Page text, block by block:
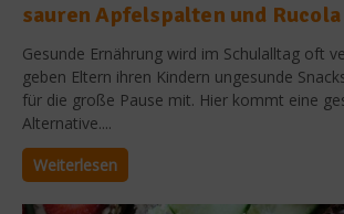
sauren Apfelspalten und Rucola
Gesunde Ernährung wird im Schulalltag oft
geben Eltern ihren Kindern ungesunde
für die große Pause mit. Hier kommt eine
Alternative....
Weiterlesen